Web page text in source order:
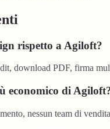
rispetto a Agiloft?
download PDF, firma
economico di
nessun team di